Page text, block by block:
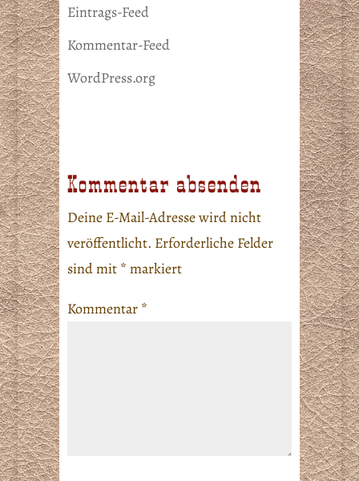
Eintrags-Feed
Kommentar-Feed
WordPress.org
Kommentar absenden
Deine E-Mail-Adresse wird nicht
veröffentlicht. Erforderliche Felder
sind mit * markiert
Kommentar *